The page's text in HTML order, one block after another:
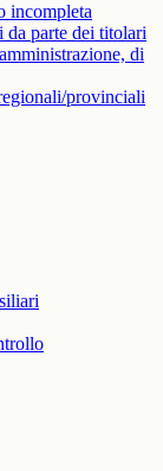
incompleta
da parte dei titolari
di
provinciali